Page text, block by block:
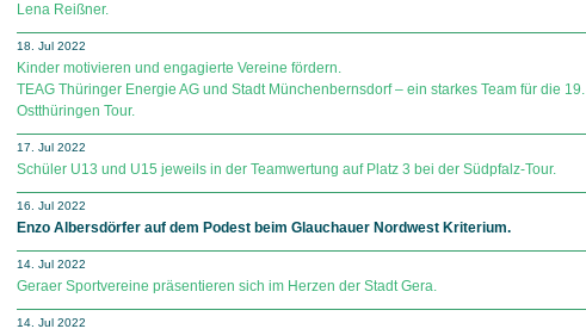
Lena Reißner.
18. Jul 2022
Kinder motivieren und engagierte Vereine fördern.
TEAG Thüringer Energie AG und Stadt Münchenbernsdorf – ein starkes Team für die 19.
Ostthüringen Tour.
17. Jul 2022
Schüler U13 und U15 jeweils in der Teamwertung auf Platz 3 bei der Südpfalz-Tour.
16. Jul 2022
Enzo Albersdörfer auf dem Podest beim Glauchauer Nordwest Kriterium.
14. Jul 2022
Geraer Sportvereine präsentieren sich im Herzen der Stadt Gera.
14. Jul 2022